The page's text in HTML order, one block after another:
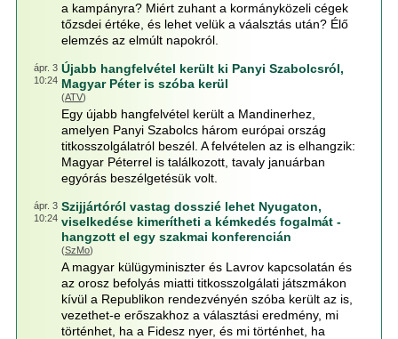
a kampányra? Miért zuhant a kormányközeli cégek
tőzsdei értéke, és lehet velük a váalsztás után? Élő
elemzés az elmúlt napokról.
ápr. 3
10:24
Újabb hangfelvétel került ki Panyi Szabolcsról,
Magyar Péter is szóba kerül
(ATV)
Egy újabb hangfelvétel került a Mandinerhez,
amelyen Panyi Szabolcs három európai ország
titkosszolgálatról beszél. A felvételen az is elhangzik:
Magyar Péterrel is találkozott, tavaly januárban
egyórás beszélgetésük volt.
ápr. 3
10:24
Szijjártóról vastag dosszié lehet Nyugaton,
viselkedése kimerítheti a kémkedés fogalmát -
hangzott el egy szakmai konferencián
(SzMo)
A magyar külügyminiszter és Lavrov kapcsolatán és
az orosz befolyás miatti titkosszolgálati játszmákon
kívül a Republikon rendezvényén szóba került az is,
vezethet-e erőszakhoz a választási eredmény, mi
történhet, ha a Fidesz nyer, és mi történhet, ha